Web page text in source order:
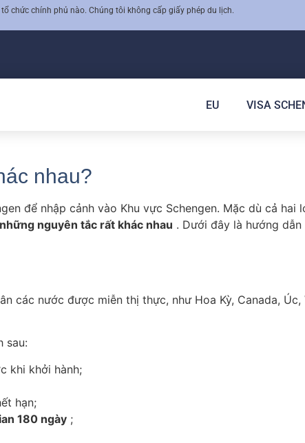
chức chính phủ nào. Chúng tôi không cấp giấy phép du lịch.
EU VISA
nhau?
để nhập cảnh vào Khu vực Schengen. Mặc dù cả
những nguyên tắc rất khác nhau . Dưới đây là hướng
các nước được miễn thị thực, như Hoa Kỳ, Canada,
sau:
khi khởi hành;
hạn;
180 ngày ;